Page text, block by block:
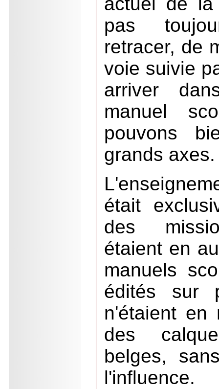
pas
retracer, de
voie suivie
arriver
manuel
pouvons
grands
était
des
étaient en
manuels
édités sur
n'étaient en
des
belges,
l'influence.